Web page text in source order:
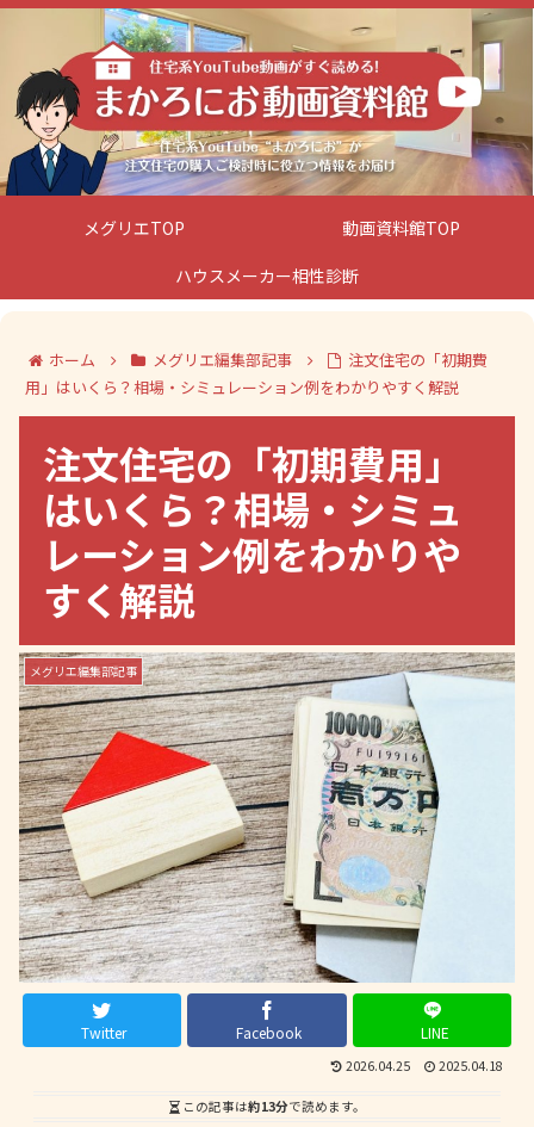
メグリエTOP
動画資料館TOP
ハウスメーカー相性診断
ホーム メグリエ編集部記事
注文住宅の「初期費
用」はいくら？相場・シミュレーション例をわかりやすく解説
注文住宅の「初期費用」
はいくら？相場・シミュ
レーション例をわかりや
すく解説
メグリエ編集部記事
Twitter Facebook LINE
2026.04.25 2025.04.18
この記事は約13分で読めます。